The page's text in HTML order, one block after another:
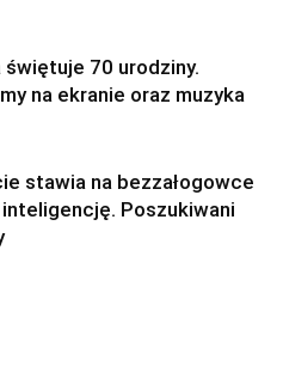
świętuje 70 urodziny.
na ekranie oraz muzyka
stawia na bezzałogowce
Poszukiwani